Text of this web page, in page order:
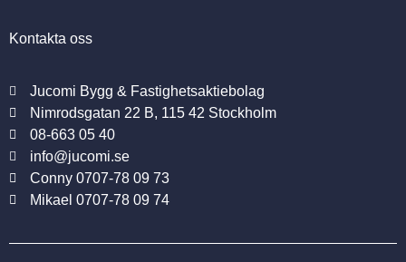
Kontakta oss
Jucomi Bygg & Fastighetsaktiebolag
Nimrodsgatan 22 B, 115 42 Stockholm
08-663 05 40
info@jucomi.se
Conny 0707-78 09 73
Mikael 0707-78 09 74